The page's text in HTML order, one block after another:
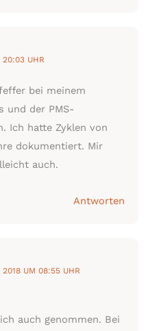
20:03 UHR
bei meinem
und der PMS-
Ich hatte Zyklen von
dokumentiert. Mir
auch.
Antworten
UM 08:55 UHR
auch genommen. Bei